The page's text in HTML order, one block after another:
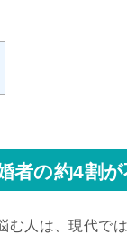
者の約4割
む人は、現代で